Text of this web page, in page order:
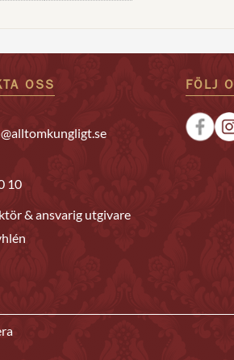
OSS
10
& ansvarig utgivare
FÖLJ